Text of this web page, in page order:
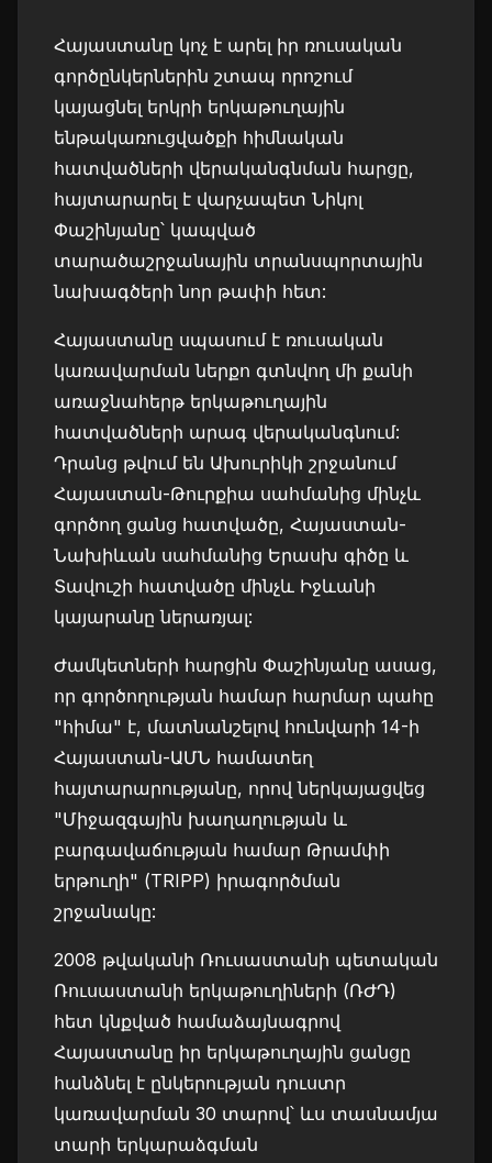
Հայաստանը կոչ է արել իր ռուսական
գործընկերներին շտապ որոշում
կայացնել երկրի երկաթուղային
ենթակառուցվածքի հիմնական
հատվածների վերականգնման հարցը,
հայտարարել է վարչապետ Նիկոլ
Փաշինյանը՝ կապված
տարածաշրջանային տրանսպորտային
նախագծերի նոր թափի հետ:
Հայաստանը սպասում է ռուսական
կառավարման ներքո գտնվող մի քանի
առաջնահերթ երկաթուղային
հատվածների արագ վերականգնում:
Դրանց թվում են Ախուրիկի շրջանում
Հայաստան-Թուրքիա սահմանից մինչև
գործող ցանց հատվածը, Հայաստան-
Նախիևան սահմանից Երասխ գիծը և
Տավուշի հատվածը մինչև Իջևանի
կայարանը ներառյալ:
Ժամկետների հարցին Փաշինյանը ասաց,
որ գործողության համար հարմար պահը
"հիմա" է, մատնանշելով հունվարի 14-ի
Հայաստան-ԱՄՆ համատեղ
հայտարարությանը, որով ներկայացվեց
"Միջազգային խաղաղության և
բարգավաճության համար Թրամփի
երթուղի" (TRIPP) իրագործման
շրջանակը:
2008 թվականի Ռուսաստանի պետական
Ռուսաստանի երկաթուղիների (ՌԺԴ)
հետ կնքված համաձայնագրով
Հայաստանը իր երկաթուղային ցանցը
հանձնել է ընկերության դուստր
կառավարման 30 տարով՝ ևս տասնամյա
տարի երկարաձգման